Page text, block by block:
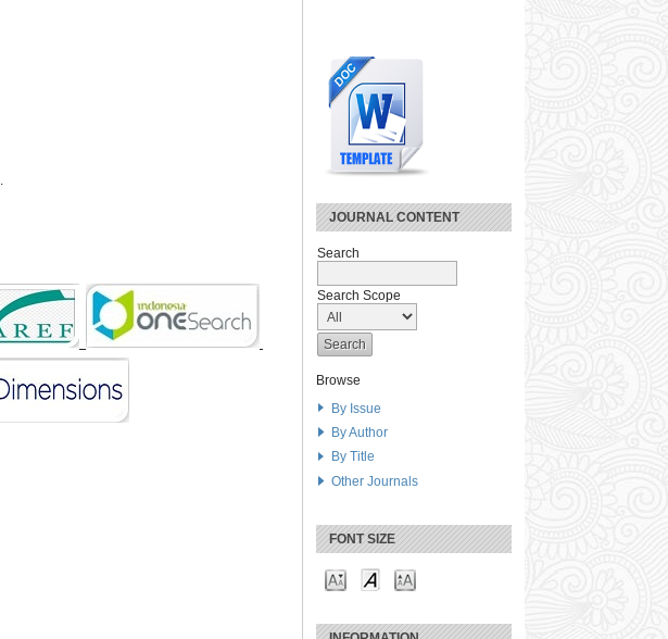
JOURNAL CONTENT
Search
Search Scope
Browse
By Issue
By Author
By Title
Other Journals
FONT SIZE
.